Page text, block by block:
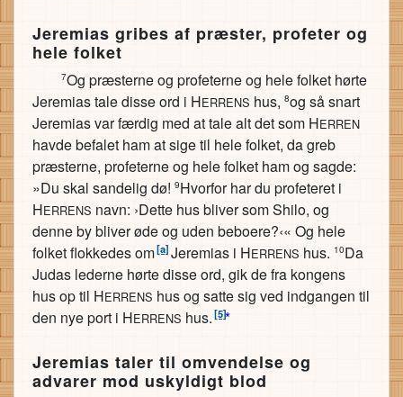
Jeremias gribes af præster, profeter og
hele folket
7Og præsterne og profeterne og hele folket hørte
Jeremias tale disse ord i HERRENS hus, 8og så snart
Jeremias var færdig med at tale alt det som HERREN
havde befalet ham at sige til hele folket, da greb
præsterne, profeterne og hele folket ham og sagde:
»Du skal sandelig dø! 9Hvorfor har du profeteret i
HERRENS navn: ›Dette hus bliver som Shilo, og
denne by bliver øde og uden beboere?‹« Og hele
folket flokkedes om[a]Jeremias i HERRENS hus. 10Da
Judas lederne hørte disse ord, gik de fra kongens
hus op til HERRENS hus og satte sig ved indgangen til
den nye port i HERRENS hus.[5]*
Jeremias taler til omvendelse og
advarer mod uskyldigt blod